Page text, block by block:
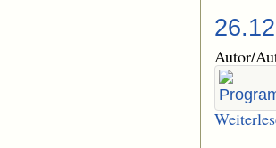
Autor/